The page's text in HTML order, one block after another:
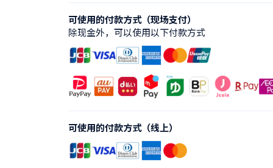
可使用的付款方式（现场支付）
除现金外，可以使用以下付款方式
可使用的付款方式（线上）